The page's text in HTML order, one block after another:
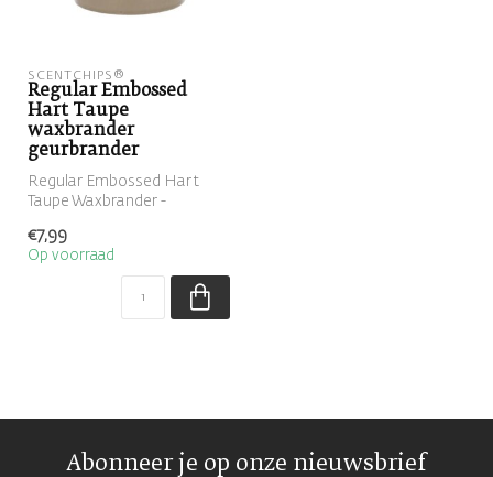
SCENTCHIPS®
Regular Embossed
Hart Taupe
waxbrander
geurbrander
Regular Embossed Hart
Taupe Waxbrander -
€7,99
Op voorraad
Abonneer je op onze nieuwsbrief